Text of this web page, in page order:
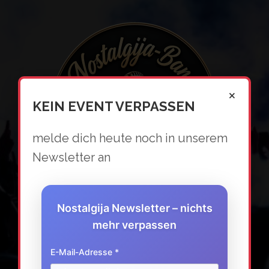
NOSTALGIJA-
BAND
×
KEIN EVENT VERPASSEN
melde dich heute noch in unserem
Newsletter an
Nostalgija Newsletter – nichts
mehr verpassen
E-Mail-Adresse *